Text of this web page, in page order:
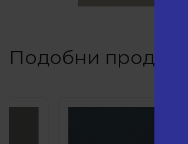
Подобни продукти